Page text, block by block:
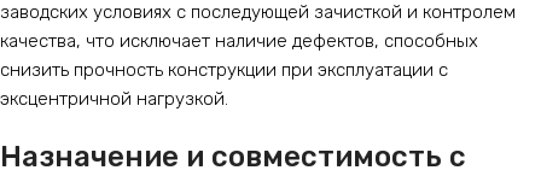
заводских условиях с последующей зачисткой и контролем
качества, что исключает наличие дефектов, способных
снизить прочность конструкции при эксплуатации с
эксцентричной нагрузкой.
Назначение и совместимость с